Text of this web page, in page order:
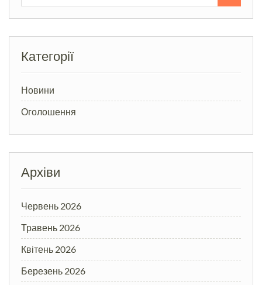
Категорії
Новини
Оголошення
Архіви
Червень 2026
Травень 2026
Квітень 2026
Березень 2026